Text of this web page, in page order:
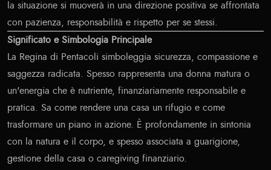
la situazione si muoverà in una direzione positiva se affrontata
con pazienza, responsabilità e rispetto per se stessi.
Significato e Simbologia Principale
La Regina di Pentacoli simboleggia sicurezza, compassione e
saggezza radicata. Spesso rappresenta una donna matura o
un'energia che è nutriente, finanziariamente responsabile e
pratica. Sa come rendere una casa un rifugio e come
trasformare un piano in azione. È profondamente in sintonia
con la natura e il corpo, e spesso associata a guarigione,
gestione della casa o caregiving finanziario.